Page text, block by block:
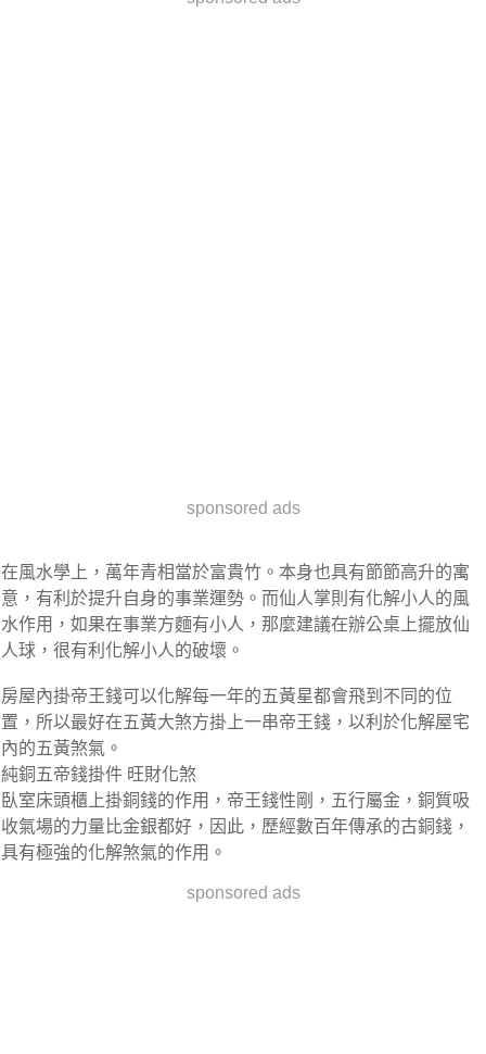
sponsored ads
在風水學上，萬年青相當於富貴竹。本身也具有節節高升的寓
意，有利於提升自身的事業運勢。而仙人掌則有化解小人的風
水作用，如果在事業方麵有小人，那麼建議在辦公桌上擺放仙
人球，很有利化解小人的破壞。
房屋內掛帝王錢可以化解每一年的五黃星都會飛到不同的位
置，所以最好在五黃大煞方掛上一串帝王錢，以利於化解屋宅
內的五黃煞氣。
純銅五帝錢掛件 旺財化煞
臥室床頭櫃上掛銅錢的作用，帝王錢性剛，五行屬金，銅質吸
收氣場的力量比金銀都好，因此，歷經數百年傳承的古銅錢，
具有極強的化解煞氣的作用。
sponsored ads